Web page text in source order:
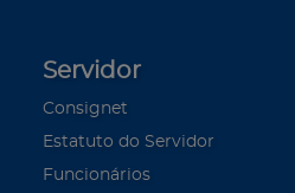
Servidor
Consignet
Estatuto do Servidor
Funcionários